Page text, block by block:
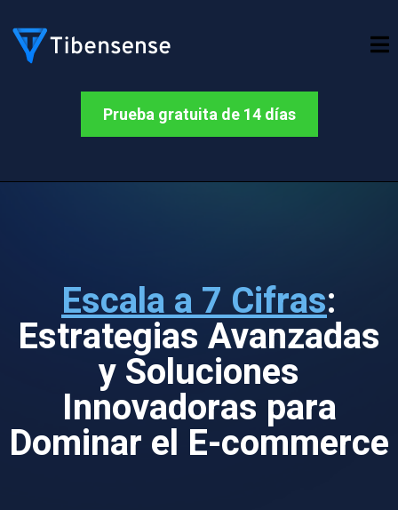
Prueba gratuita de 14 días
Escala a 7 Cifras:
Estrategias Avanzadas
y Soluciones
Innovadoras para
Dominar el E-commerce